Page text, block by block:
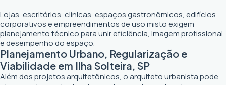
Lojas, escritórios, clínicas, espaços gastronômicos, edifícios
corporativos e empreendimentos de uso misto exigem
planejamento técnico para unir eficiência, imagem profissional
e desempenho do espaço.
Planejamento Urbano, Regularização e
Viabilidade em Ilha Solteira, SP
Além dos projetos arquitetônicos, o arquiteto urbanista pode